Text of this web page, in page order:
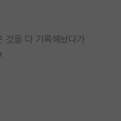
것을 다 기록해놨다가